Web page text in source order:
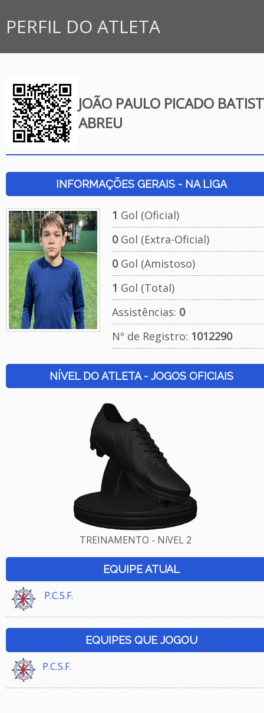
PERFIL DO ATLETA
JOÃO PAULO PICADO
ABREU
INFORMAÇÕES GERAIS - NA LIGA
1 Gol (Oficial)
0Gol (Extra-Oficial)
0Gol (Amistoso)
1 Gol (Total)
Assistências: 0
Nº de Registro: 1012290
NÍVEL DO ATLETA - JOGOS OFICIAIS
TREINAMENTO - NíVEL 2
EQUIPE ATUAL
P.C.S.F.
EQUIPES QUE JOGOU
P.C.S.F.